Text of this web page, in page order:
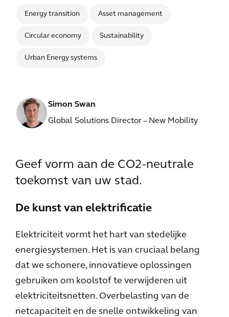
Energy transition Asset management
Circular economy Sustainability
Urban Energy systems
Simon Swan
Global Solutions Director – New Mobility
Geef vorm aan de CO2-neutrale
toekomst van uw stad.
De kunst van elektrificatie
Elektriciteit vormt het hart van stedelijke
energiesystemen. Het is van cruciaal belang
dat we schonere, innovatieve oplossingen
gebruiken om koolstof te verwijderen uit
elektriciteitsnetten. Overbelasting van de
netcapaciteit en de snelle ontwikkeling van